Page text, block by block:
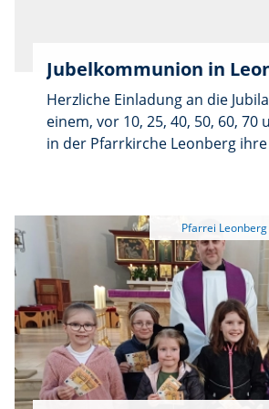
vorbeischauen. Ab 13:30 Uhr
vom Grill, Kaffee und Kuchen
erfrischende Getränke. Kaffee
werden „auf d'Hand” gereicht,
Strom und Wasser im Wald die
Jubelkommunion in
Herzliche Einladung an die
einem, vor 10, 25, 40, 50, 60, 70
in der Pfarrkirche Leonberg
Pfarrei Leonberg